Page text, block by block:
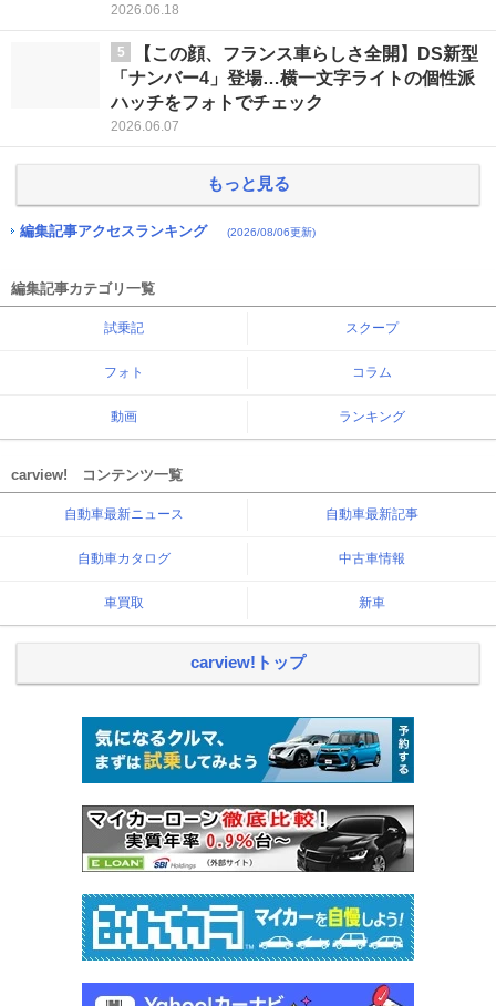
2026.06.18
5
【この顔、フランス車らしさ全開】DS新型
「ナンバー4」登場…横一文字ライトの個性派
ハッチをフォトでチェック
2026.06.07
もっと見る
編集記事アクセスランキング (2026/08/06更新)
編集記事カテゴリ一覧
試乗記 スクープ
フォト コラム
動画 ランキング
carview! コンテンツ一覧
自動車最新ニュース 自動車最新記事
自動車カタログ 中古車情報
車買取 新車
carview!トップ